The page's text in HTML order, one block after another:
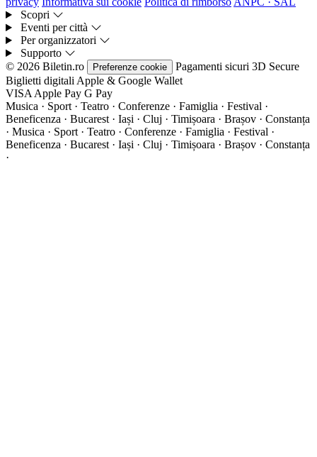
Scopri
Eventi per città
Per organizzatori
Supporto
© 2026 Biletin.ro
Preferenze cookie Pagamenti sicuri 3D Secure
Biglietti digitali Apple & Google Wallet
VISA Apple Pay G Pay
Musica · Sport · Teatro · Conferenze · Famiglia · Festival ·
Beneficenza · Bucarest · Iași · Cluj · Timișoara · Brașov · Constanța
· Musica · Sport · Teatro · Conferenze · Famiglia · Festival ·
Beneficenza · Bucarest · Iași · Cluj · Timișoara · Brașov · Constanța
·